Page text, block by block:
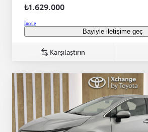
₺1.629.000
İncele
Bayiyle iletişime geç
Karşılaştırın